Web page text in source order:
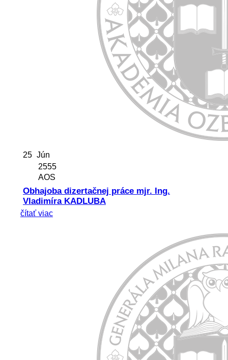
25 Jún
2555
AOS
Obhajoba dizertačnej práce mjr. Ing.
Vladimíra KADLUBA
čítať viac